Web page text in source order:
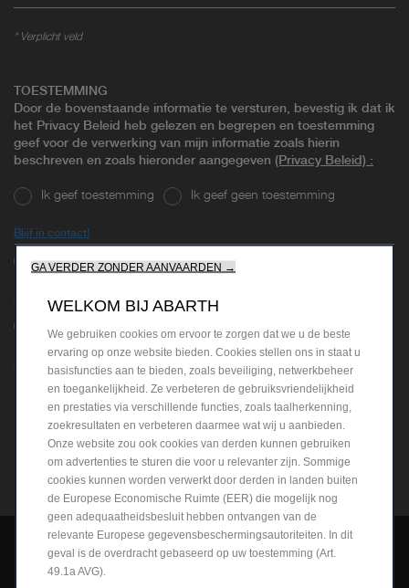
* Verplicht veld
TOESTEMMING
Door de bovenstaande informatie te versturen, bevestig ik dat ik
het Privacy Beleid heb gelezen en begrepen en toestemming
geef voor de verwerking van mijn informatie zoals hierin
beschreven en zoals hieronder aangegeven (Privacy Beleid) :
Ik geef toestemming Ik geef geen toestemming
Blijf in contact!
Ik geef toestemming Ik geef geen toestemming
Krijg betere deals!
Sluit je aan bij onze partners!
VERDER
GA VERDER ZONDER AANVAARDEN →
WELKOM BIJ ABARTH
We gebruiken cookies om ervoor te zorgen dat we u de beste
ervaring op onze website bieden. Cookies stellen ons in staat u
basisfuncties aan te bieden, zoals beveiliging, netwerkbeheer
en toegankelijkheid. Ze verbeteren de gebruiksvriendelijkheid
en prestaties via verschillende functies, zoals taalherkenning,
zoekresultaten en verbeteren daarmee wat wij u aanbieden.
Onze website zou ook cookies van derden kunnen gebruiken
om advertenties te sturen die voor u relevanter zijn. Sommige
cookies kunnen worden verwerkt door derden in landen buiten
de Europese Economische Ruimte (EER) die mogelijk nog
geen adequaatheidsbesluit hebben ontvangen van de
relevante Europese gegevensbeschermingsautoriteiten. In dit
geval is de overdracht gebaseerd op uw toestemming (Art.
49.1a AVG).